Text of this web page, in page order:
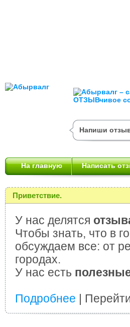
Напиши
На главную Написать
Приветствие.
У нас делятся
Чтобы знать, что в
обсуждаем все: от
городах.
У нас есть
Подробнее |